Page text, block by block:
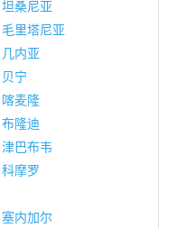
坦桑尼亚
毛里塔尼亚
几内亚
贝宁
喀麦隆
布隆迪
津巴布韦
科摩罗
塞内加尔